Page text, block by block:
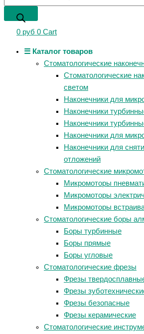
0 руб 0 Cart
☰ Каталог товаров
Стоматологические
Стоматологические
светом
Наконечники для
Наконечники
Наконечники
Наконечники для
Наконечники для
отложений
Стоматологические
Микромоторы
Микромоторы
Микромоторы
Стоматологические боры
Боры турбинные
Боры прямые
Боры угловые
Стоматологические фрезы
Фрезы
Фрезы
Фрезы безопасные
Фрезы керамические
Стоматологические